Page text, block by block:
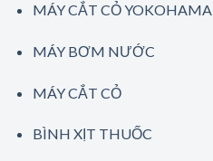
MÁY CẮT CỎ YOKOHAMA
MÁY BƠM NƯỚC
MÁY CẮT CỎ
BÌNH XỊT THUỐC